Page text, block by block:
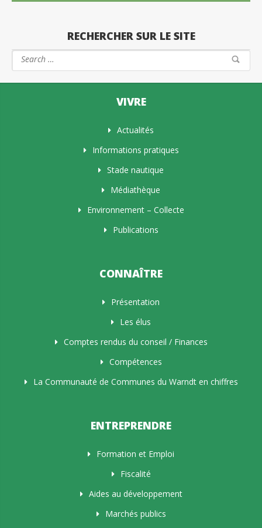
RECHERCHER SUR LE SITE
VIVRE
Actualités
Informations pratiques
Stade nautique
Médiathèque
Environnement – Collecte
Publications
CONNAÎTRE
Présentation
Les élus
Comptes rendus du conseil / Finances
Compétences
La Communauté de Communes du Warndt en chiffres
ENTREPRENDRE
Formation et Emploi
Fiscalité
Aides au développement
Marchés publics